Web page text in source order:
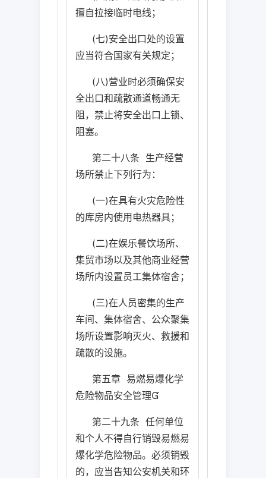
擅自拉接临时电线；
(七)安全出口处的设置
应当符合国家有关规定；
(八)营业时必须确保安
全出口和疏散通道畅通无
阻，禁止将安全出口上锁、
阻塞。
第二十八条 生产经营
场所禁止下列行为：
(一)在具有火灾危险性
的库房内使用电热器具；
(二)在娱乐餐饮场所、
集贸市场以及其他商业经营
场所内设置员工集体宿舍；
(三)在人员密集的生产
车间、集体宿舍、公众聚集
场所设置影响灭火、救援和
疏散的设施。
第五章 易燃易爆化学
危险物品安全管理
第二十九条 任何单位
和个人不得自行销毁易燃易
爆化学危险物品。必须销毁
的，应当告知公安机关和环